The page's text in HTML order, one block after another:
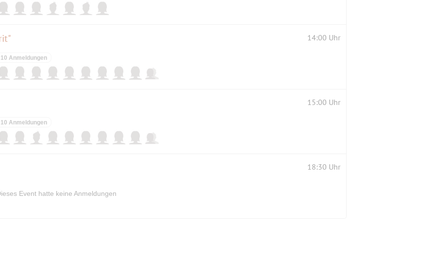
14:00 Uhr
10 Anmeldungen
15:00 Uhr
10 Anmeldungen
18:30 Uhr
Event hatte keine Anmeldungen